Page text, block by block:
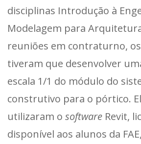
disciplinas Introdução à
Modelagem para
reuniões em contraturno,
tiveram que desenvolver
escala 1/1 do módulo do
construtivo para o pórtico.
utilizaram o software Revit,
disponível aos alunos da